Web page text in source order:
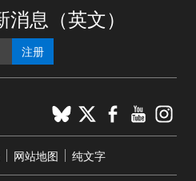
息（英文）
注册
BlueSky
X
网站地图 纯文字